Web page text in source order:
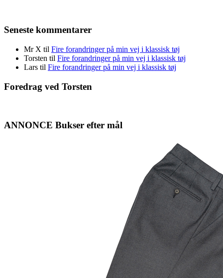
Seneste kommentarer
Mr X til Fire forandringer på min vej i klassisk tøj
Torsten til Fire forandringer på min vej i klassisk tøj
Lars til Fire forandringer på min vej i klassisk tøj
Foredrag ved Torsten
ANNONCE Bukser efter mål